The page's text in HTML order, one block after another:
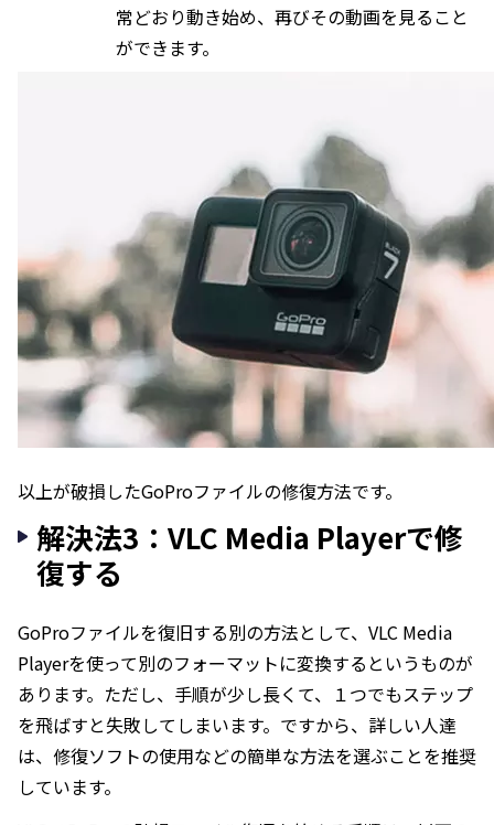
常どおり動き始め、再びその動画を見ること
ができます。
以上が破損したGoProファイルの修復方法です。
解決法3：VLC Media Playerで修
復する
GoProファイルを復旧する別の方法として、VLC Media
Playerを使って別のフォーマットに変換するというものが
あります。ただし、手順が少し長くて、１つでもステップ
を飛ばすと失敗してしまいます。ですから、詳しい人達
は、修復ソフトの使用などの簡単な方法を選ぶことを推奨
しています。